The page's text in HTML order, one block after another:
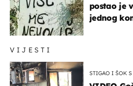
VIJESTI
STIGAO I ŠOK
postao je
jednog